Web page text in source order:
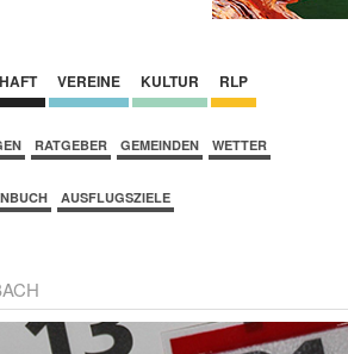
VEREINE KULTUR RLP
RATGEBER GEMEINDEN WETTER
AUSFLUGSZIELE